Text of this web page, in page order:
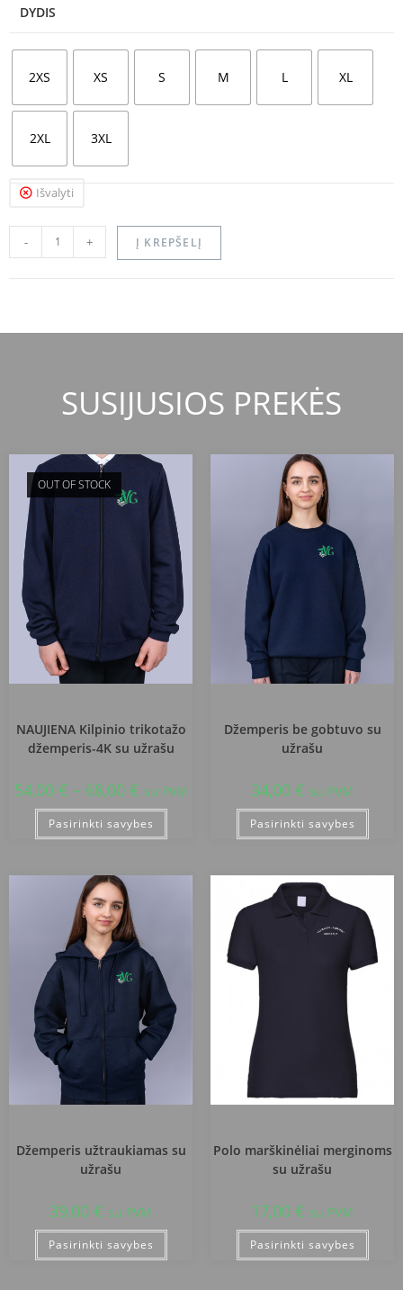
DYDIS
2XS XS S M L XL
2XL 3XL
Išvalyti
- + Į KREPŠELĮ
SUSIJUSIOS PREKĖS
OUT OF STOCK
NAUJIENA Kilpinio trikotažo
džemperis-4K su užrašu
54,00 € – 68,00 € su PVM
Pasirinkti savybes
Džemperis be gobtuvo su
užrašu
34,00 € su PVM
Pasirinkti savybes
Džemperis užtraukiamas su
užrašu
39,00 € su PVM
Pasirinkti savybes
Polo marškinėliai merginoms
su užrašu
17,00 € su PVM
Pasirinkti savybes